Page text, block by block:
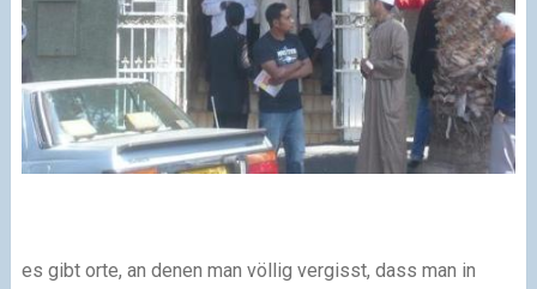
es gibt orte, an denen man völlig vergisst, dass man in